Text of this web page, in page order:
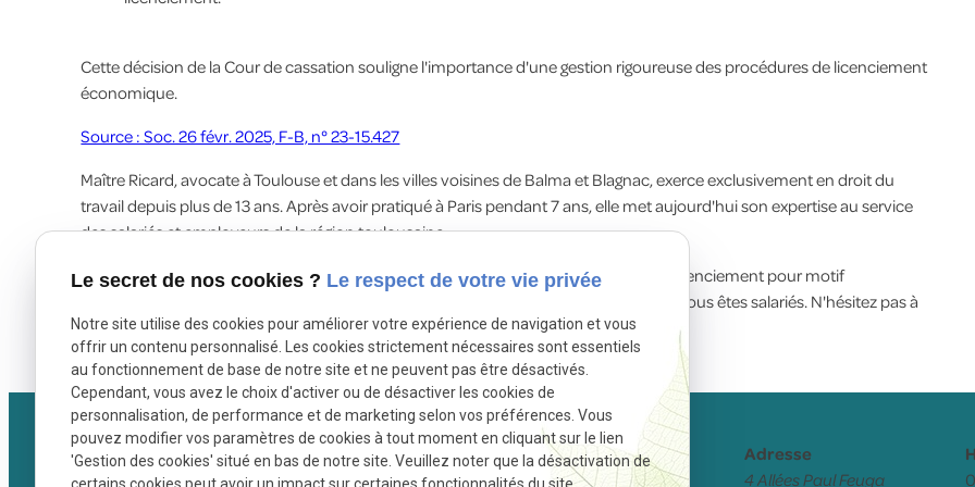
Cette décision de la Cour de cassation souligne l'importance d'une gestion rigoureuse des procédures de licenciement
économique.
Source : Soc. 26 févr. 2025, F-B, n° 23-15.427
Maître Ricard, avocate à Toulouse et dans les villes voisines de Balma et Blagnac, exerce exclusivement en droit du
travail depuis plus de 13 ans. Après avoir pratiqué à Paris pendant 7 ans, elle met aujourd'hui son expertise au service
des salariés et employeurs de la région toulousaine.
Réactive et rigoureuse, elle vous accompagnera pour sécuriser vos procédures de licenciement pour motif
économique si vous êtes employeurs ou vérifier que vos droits ont été respectés si vous êtes salariés. N'hésitez pas à
me contacterpour un premier rendez-vous.
Téléphone
05 82 88 40 54
Adresse
4 Allées Paul Feuga
Le secret de nos cookies ? Le respect de votre vie privée
Notre site utilise des cookies pour améliorer votre expérience de navigation et vous
offrir un contenu personnalisé. Les cookies strictement nécessaires sont essentiels
au fonctionnement de base de notre site et ne peuvent pas être désactivés.
Cependant, vous avez le choix d'activer ou de désactiver les cookies de
personnalisation, de performance et de marketing selon vos préférences. Vous
pouvez modifier vos paramètres de cookies à tout moment en cliquant sur le lien
'Gestion des cookies' situé en bas de notre site. Veuillez noter que la désactivation de